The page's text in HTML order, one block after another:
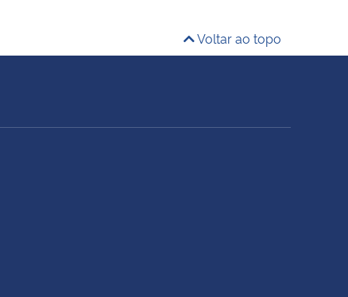
Voltar ao topo